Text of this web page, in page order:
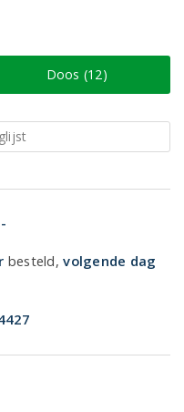
Doos (12)
besteld,volgende dag